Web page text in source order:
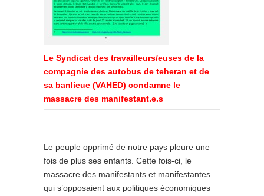
Le Syndicat des travailleurs/euses de la
compagnie des autobus de teheran et de
sa banlieue (VAHED) condamne le
massacre des manifestant.e.s
Le peuple opprimé de notre pays pleure une
fois de plus ses enfants. Cette fois-ci, le
massacre des manifestants et manifestantes
qui s’opposaient aux politiques économiques